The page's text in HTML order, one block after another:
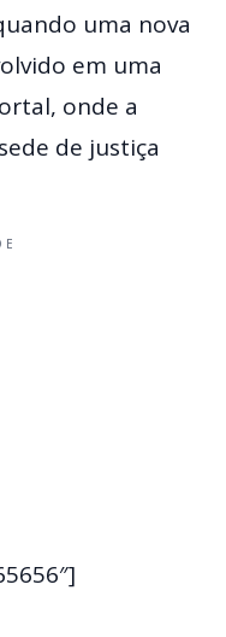
uma nova
em uma
onde a
de justiça